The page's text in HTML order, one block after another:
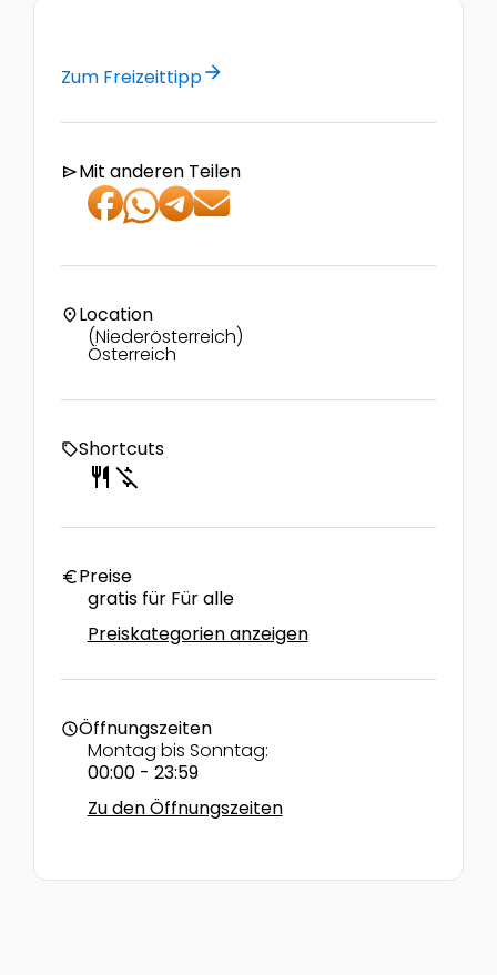
Zum Freizeittipparrow_forward
sendMit anderen Teilen
location_onLocation
(Niederösterreich)
Österreich
local_offerShortcuts
restaurant money_off
euroPreise
gratis für Für alle
Preiskategorien anzeigen
scheduleÖffnungszeiten
Montag bis Sonntag:
00:00 - 23:59
Zu den Öffnungszeiten